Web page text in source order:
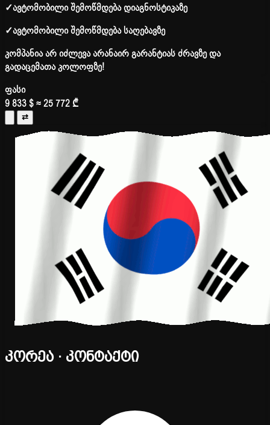
✓ავტომობილი შემოწმდება დიაგნოსტიკაზე
✓ავტომობილი შემოწმდება საღებავზე
კომპანია არ იძლევა არანაირ გარანტიას ძრავზე და
გადაცემათა კოლოფზე!
ფასი
9 833 $≈ 25 772 ₾
⇄
კორეა · კონტაქტი